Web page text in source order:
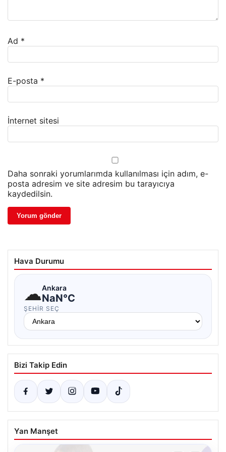
Ad *
E-posta *
İnternet sitesi
Daha sonraki yorumlarımda kullanılması için adım, e-
posta adresim ve site adresim bu tarayıcıya
kaydedilsin.
Hava Durumu
☁Ankara
NaN°C
ŞEHIR SEÇ
Bizi Takip Edin
Yan Manşet